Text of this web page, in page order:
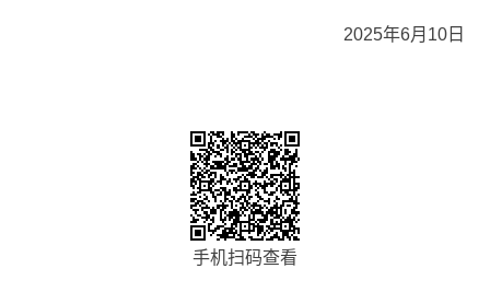
2025年6月10日
手机扫码查看